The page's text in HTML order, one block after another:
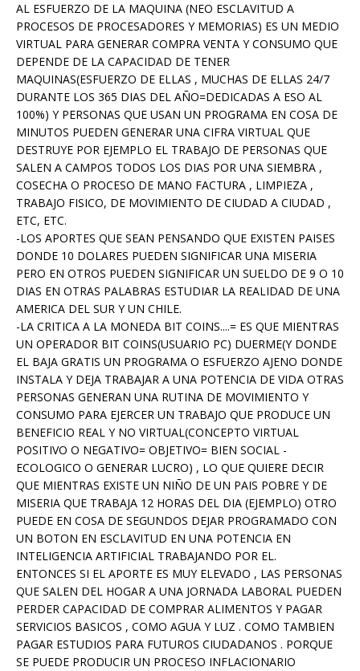
AL ESFUERZO DE LA MAQUINA (NEO ESCLAVITUD A
PROCESOS DE PROCESADORES Y MEMORIAS) ES UN MEDIO
VIRTUAL PARA GENERAR COMPRA VENTA Y CONSUMO QUE
DEPENDE DE LA CAPACIDAD DE TENER
MAQUINAS(ESFUERZO DE ELLAS , MUCHAS DE ELLAS 24/7
DURANTE LOS 365 DIAS DEL AÑO=DEDICADAS A ESO AL
100%) Y PERSONAS QUE USAN UN PROGRAMA EN COSA DE
MINUTOS PUEDEN GENERAR UNA CIFRA VIRTUAL QUE
DESTRUYE POR EJEMPLO EL TRABAJO DE PERSONAS QUE
SALEN A CAMPOS TODOS LOS DIAS POR UNA SIEMBRA ,
COSECHA O PROCESO DE MANO FACTURA , LIMPIEZA ,
TRABAJO FISICO, DE MOVIMIENTO DE CIUDAD A CIUDAD ,
ETC, ETC.
-LOS APORTES QUE SEAN PENSANDO QUE EXISTEN PAISES
DONDE 10 DOLARES PUEDEN SIGNIFICAR UNA MISERIA
PERO EN OTROS PUEDEN SIGNIFICAR UN SUELDO DE 9 O 10
DIAS EN OTRAS PALABRAS ESTUDIAR LA REALIDAD DE UNA
AMERICA DEL SUR Y UN CHILE.
-LA CRITICA A LA MONEDA BIT COINS....= ES QUE MIENTRAS
UN OPERADOR BIT COINS(USUARIO PC) DUERME(Y DONDE
EL BAJA GRATIS UN PROGRAMA O ESFUERZO AJENO DONDE
INSTALA Y DEJA TRABAJAR A UNA POTENCIA DE VIDA OTRAS
PERSONAS GENERAN UNA RUTINA DE MOVIMIENTO Y
CONSUMO PARA EJERCER UN TRABAJO QUE PRODUCE UN
BENEFICIO REAL Y NO VIRTUAL(CONCEPTO VIRTUAL
POSITIVO O NEGATIVO= OBJETIVO= BIEN SOCIAL -
ECOLOGICO O GENERAR LUCRO) , LO QUE QUIERE DECIR
QUE MIENTRAS EXISTE UN NIÑO DE UN PAIS POBRE Y DE
MISERIA QUE TRABAJA 12 HORAS DEL DIA (EJEMPLO) OTRO
PUEDE EN COSA DE SEGUNDOS DEJAR PROGRAMADO CON
UN BOTON EN ESCLAVITUD EN UNA POTENCIA EN
INTELIGENCIA ARTIFICIAL TRABAJANDO POR EL.
ENTONCES SI EL APORTE ES MUY ELEVADO , LAS PERSONAS
QUE SALEN DEL HOGAR A UNA JORNADA LABORAL PUEDEN
PERDER CAPACIDAD DE COMPRAR ALIMENTOS Y PAGAR
SERVICIOS BASICOS , COMO AGUA Y LUZ . COMO TAMBIEN
PAGAR ESTUDIOS PARA FUTUROS CIUDADANOS . PORQUE
SE PUEDE PRODUCIR UN PROCESO INFLACIONARIO